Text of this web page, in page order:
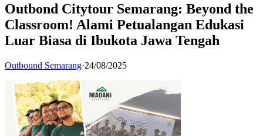
Outbond Citytour Semarang: Beyond the
Classroom! Alami Petualangan Edukasi
Luar Biasa di Ibukota Jawa Tengah
Outbound Semarang·24/08/2025